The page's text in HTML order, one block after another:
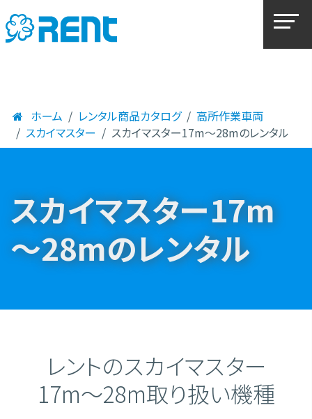
ホーム レンタル商品カタログ
高所作業車両
スカイマスター
スカイマスター17m～28mのレンタル
スカイマスター17m
～28mのレンタル
レントのスカイマスター
17m～28m取り扱い機種